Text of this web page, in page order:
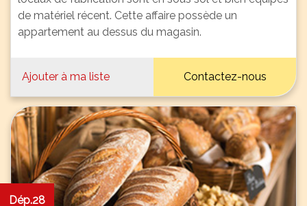
de matériel récent. Cette affaire possède un
appartement au dessus du magasin.
Ajouter à ma liste Contactez-nous
Dép.28